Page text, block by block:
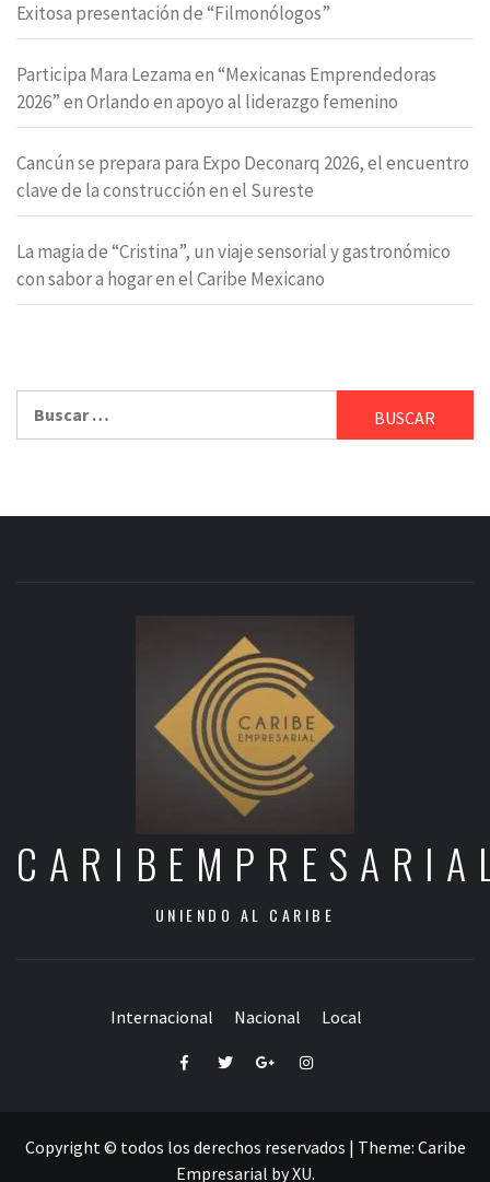
Exitosa presentación de “Filmonólogos”
Participa Mara Lezama en “Mexicanas Emprendedoras
2026” en Orlando en apoyo al liderazgo femenino
Cancún se prepara para Expo Deconarq 2026, el encuentro
clave de la construcción en el Sureste
La magia de “Cristina”, un viaje sensorial y gastronómico
con sabor a hogar en el Caribe Mexicano
UNIENDO AL CARIBE
Internacional Nacional Local
FacebookTwitterGoogle+Instagram
Copyright © todos los derechos reservados | Theme: Caribe
Empresarial byXU.